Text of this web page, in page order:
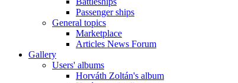
Passenger ships
General topics
Marketplace
Articles News Forum
Gallery
Users' albums
Horváth Zoltán's album